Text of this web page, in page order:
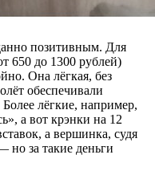
позитивным. Для
650 до 1300 рублей)
Она лёгкая, без
обеспечивали
лёгкие, например,
а вот крэнки на 12
а вершинка, судя
но за такие деньги